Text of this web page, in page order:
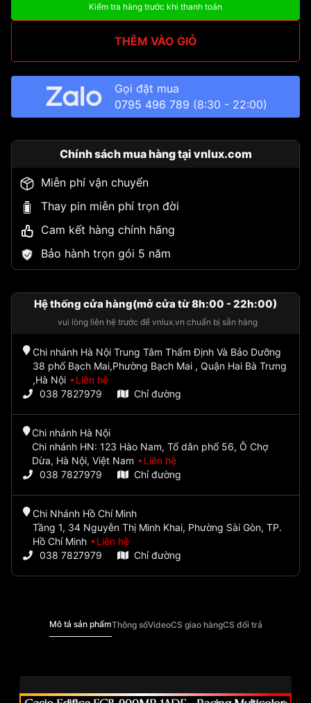
Kiểm tra hàng trước khi thanh toán
THÊM VÀO GIỎ
Gọi đặt mua
0795 496 789 (8:30 - 22:00)
Chính sách mua hàng tại vnlux.com
Miễn phí vận chuyển
Thay pin miễn phí trọn đời
Cam kết hàng chính hãng
Bảo hành trọn gói 5 năm
Hệ thống cửa hàng(mở cửa từ 8h:00 - 22h:00)
vui lòng liên hệ trước để vnlux.vn chuẩn bị sẵn hàng
Chi nhánh Hà Nội Trung Tâm Thẩm Định Và Bảo Dưỡng
38 phố Bạch Mai,Phường Bạch Mai , Quận Hai Bà Trưng
,Hà Nội
Liên hệ
038 7827979
Chỉ đường
Chi nhánh Hà Nội
Chi nhánh HN: 123 Hào Nam, Tổ dân phố 56, Ô Chợ
Dừa, Hà Nội, Việt Nam
Liên hệ
038 7827979
Chỉ đường
Chi Nhánh Hồ Chí Minh
Tầng 1, 34 Nguyễn Thị Minh Khai, Phường Sài Gòn, TP.
Hồ Chí Minh
Liên hệ
038 7827979
Chỉ đường
Mô tả sản phẩmThông sốVideoCS giao hàngCS đổi trả